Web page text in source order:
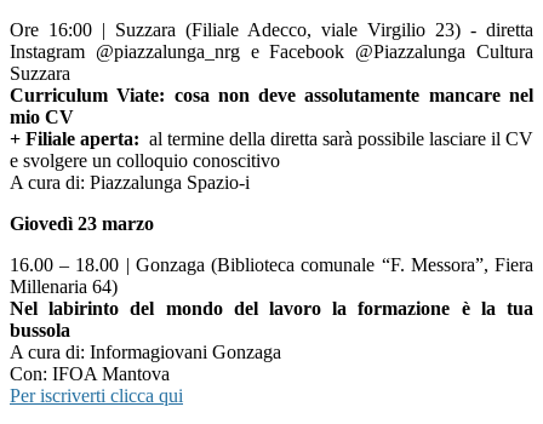
Ore 16:00 | Suzzara (Filiale Adecco, viale Virgilio 23) - diretta
Instagram @piazzalunga_nrg e Facebook @Piazzalunga Cultura
Suzzara
Curriculum Viate: cosa non deve assolutamente mancare nel
mio CV
+ Filiale aperta: al termine della diretta sarà possibile lasciare il CV
e svolgere un colloquio conoscitivo
A cura di: Piazzalunga Spazio-i
Giovedì 23 marzo
16.00 – 18.00 | Gonzaga (Biblioteca comunale “F. Messora”, Fiera
Millenaria 64)
Nel labirinto del mondo del lavoro la formazione è la tua
bussola
A cura di: Informagiovani Gonzaga
Con: IFOA Mantova
Per iscriverti clicca qui